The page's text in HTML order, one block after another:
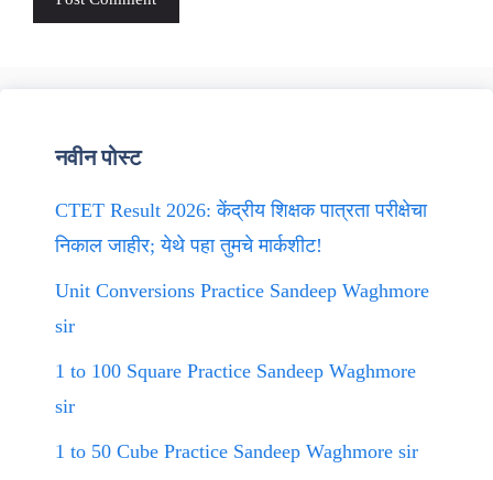
नवीन पोस्ट
CTET Result 2026: केंद्रीय शिक्षक पात्रता परीक्षेचा
निकाल जाहीर; येथे पहा तुमचे मार्कशीट!
Unit Conversions Practice Sandeep Waghmore
sir
1 to 100 Square Practice Sandeep Waghmore
sir
1 to 50 Cube Practice Sandeep Waghmore sir